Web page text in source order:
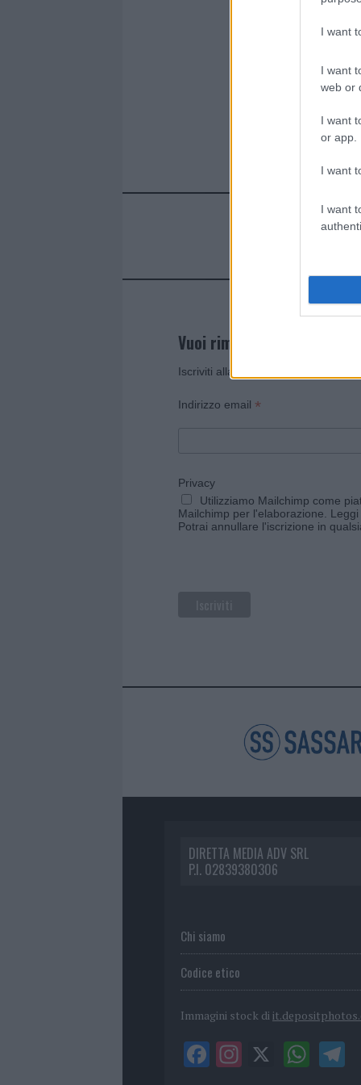
I want
I want
web or
I want
or app.
I want
I want
Vuoi rimanere sempre
Iscriviti alla newsletter di Gallura
Indirizzo email *
Privacy
Utilizziamo Mailchimp come
Mailchimp per l'elaborazione.
Potrai annullare l'iscrizione in
DIRETTA MEDIA ADV SRL
P.I. 02839380306
Chi siamo
Codice etico
Immagini stock di